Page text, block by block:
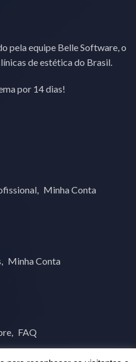
pela equipe Belle Software, o
de estética do Brasil.
por 14 dias!
Minha Conta
Minha Conta
FAQ